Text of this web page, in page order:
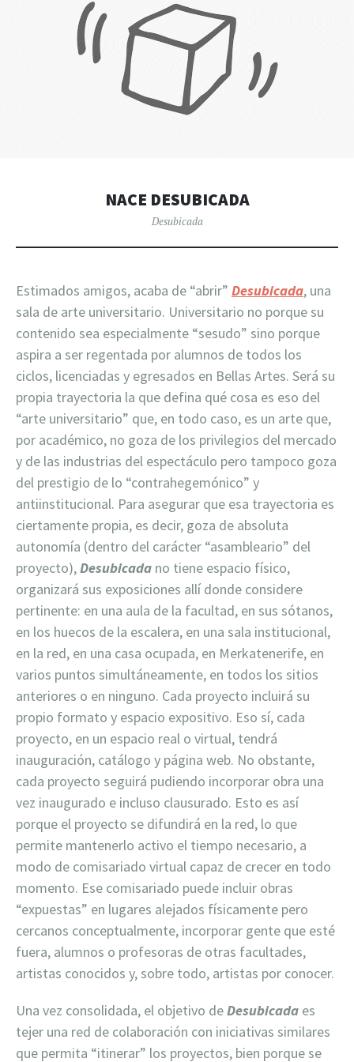
NACE DESUBICADA
Desubicada
Estimados amigos, acaba de “abrir” Desubicada, una
sala de arte universitario. Universitario no porque su
contenido sea especialmente “sesudo” sino porque
aspira a ser regentada por alumnos de todos los
ciclos, licenciadas y egresados en Bellas Artes. Será su
propia trayectoria la que defina qué cosa es eso del
“arte universitario” que, en todo caso, es un arte que,
por académico, no goza de los privilegios del mercado
y de las industrias del espectáculo pero tampoco goza
del prestigio de lo “contrahegemónico” y
antiinstitucional. Para asegurar que esa trayectoria es
ciertamente propia, es decir, goza de absoluta
autonomía (dentro del carácter “asambleario” del
proyecto),Desubicada no tiene espacio físico,
organizará sus exposiciones allí donde considere
pertinente: en una aula de la facultad, en sus sótanos,
en los huecos de la escalera, en una sala institucional,
en la red, en una casa ocupada, en Merkatenerife, en
varios puntos simultáneamente, en todos los sitios
anteriores o en ninguno. Cada proyecto incluirá su
propio formato y espacio expositivo. Eso sí, cada
proyecto, en un espacio real o virtual, tendrá
inauguración, catálogo y página web. No obstante,
cada proyecto seguirá pudiendo incorporar obra una
vez inaugurado e incluso clausurado. Esto es así
porque el proyecto se difundirá en la red, lo que
permite mantenerlo activo el tiempo necesario, a
modo de comisariado virtual capaz de crecer en todo
momento. Ese comisariado puede incluir obras
“expuestas” en lugares alejados físicamente pero
cercanos conceptualmente, incorporar gente que esté
fuera, alumnos o profesoras de otras facultades,
artistas conocidos y, sobre todo, artistas por conocer.
Una vez consolidada, el objetivo deDesubicada es
tejer una red de colaboración con iniciativas similares
que permita “itinerar” los proyectos, bien porque se